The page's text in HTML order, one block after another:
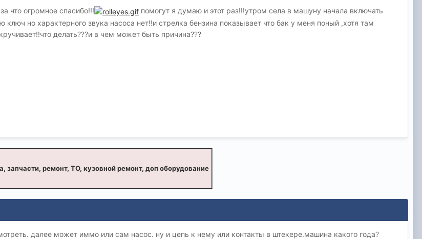
что огромное спасибо!!!
помогут я думаю и этот раз!!!утром села в машуну начала включать
но характерного звука насоса нет!!и стрелка бензина показывает что бак у меня поный ,хотя там
делать???и в чем может быть причина???
запчасти, ремонт, ТО, кузовной ремонт, доп оборудование
далее может иммо или сам насос. ну и цепь к нему или контакты в штекере.машина какого года?